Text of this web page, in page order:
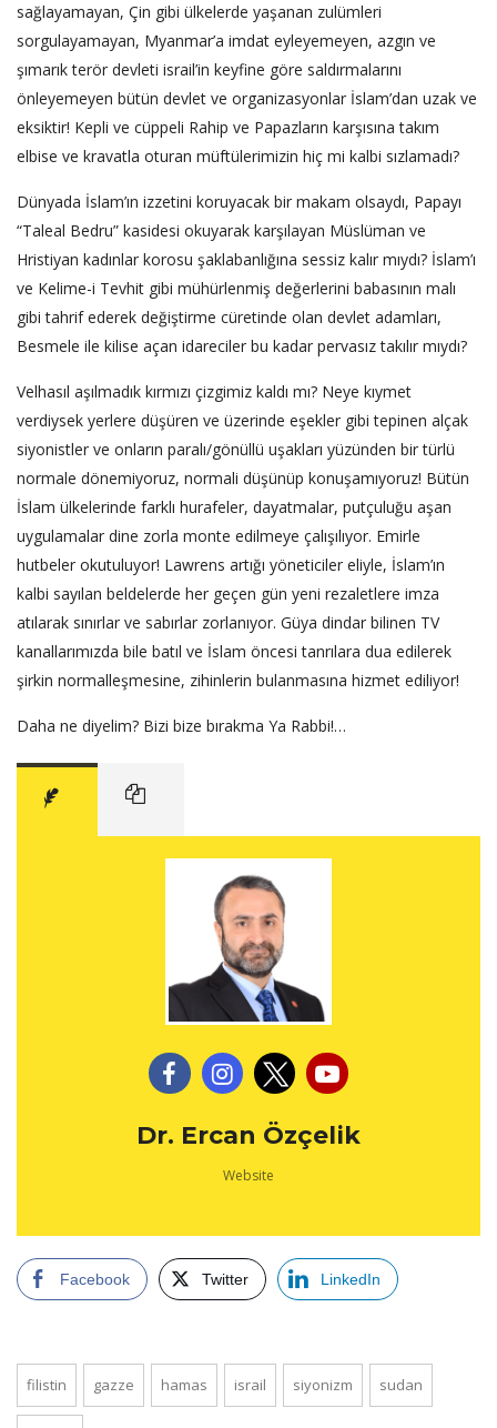
sağlayamayan, Çin gibi ülkelerde yaşanan zulümleri
sorgulayamayan, Myanmar’a imdat eyleyemeyen, azgın ve
şımarık terör devleti israil’in keyfine göre saldırmalarını
önleyemeyen bütün devlet ve organizasyonlar İslam’dan uzak ve
eksiktir! Kepli ve cüppeli Rahip ve Papazların karşısına takım
elbise ve kravatla oturan müftülerimizin hiç mi kalbi sızlamadı?
Dünyada İslam’ın izzetini koruyacak bir makam olsaydı, Papayı
“Taleal Bedru” kasidesi okuyarak karşılayan Müslüman ve
Hristiyan kadınlar korosu şaklabanlığına sessiz kalır mıydı? İslam’ı
ve Kelime-i Tevhit gibi mühürlenmiş değerlerini babasının malı
gibi tahrif ederek değiştirme cüretinde olan devlet adamları,
Besmele ile kilise açan idareciler bu kadar pervasız takılır mıydı?
Velhasıl aşılmadık kırmızı çizgimiz kaldı mı? Neye kıymet
verdiysek yerlere düşüren ve üzerinde eşekler gibi tepinen alçak
siyonistler ve onların paralı/gönüllü uşakları yüzünden bir türlü
normale dönemiyoruz, normali düşünüp konuşamıyoruz! Bütün
İslam ülkelerinde farklı hurafeler, dayatmalar, putçuluğu aşan
uygulamalar dine zorla monte edilmeye çalışılıyor. Emirle
hutbeler okutuluyor! Lawrens artığı yöneticiler eliyle, İslam’ın
kalbi sayılan beldelerde her geçen gün yeni rezaletlere imza
atılarak sınırlar ve sabırlar zorlanıyor. Güya dindar bilinen TV
kanallarımızda bile batıl ve İslam öncesi tanrılara dua edilerek
şirkin normalleşmesine, zihinlerin bulanmasına hizmet ediliyor!
Daha ne diyelim? Bizi bize bırakma Ya Rabbi!…
Dr. Ercan Özçelik
Website
Facebook Twitter LinkedIn
filistin gazze hamas israil siyonizm sudan